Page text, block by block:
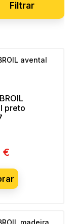
Filtrar
preto
€